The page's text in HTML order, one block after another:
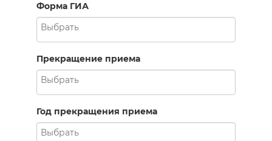
Форма ГИА
Прекращение приема
Год прекращения приема